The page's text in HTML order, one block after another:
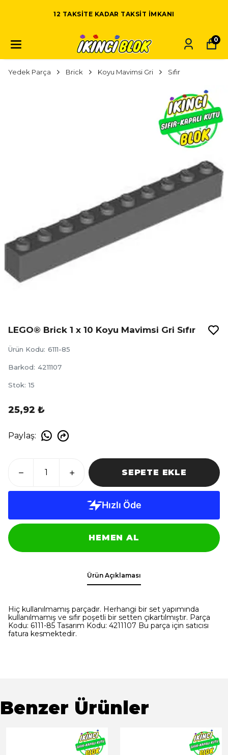
12 TAKSITE KADAR TAKSIT IMKANI
0
Yedek Parça Brick Koyu Mavimsi Gri Sıfır
LEGO® Brick 1 x 10 Koyu Mavimsi Gri Sıfır
Ürün Kodu: 6111-85
Barkod: 4211107
Stok: 15
25,92 ₺
Paylaş:
SEPETE EKLE
HEMEN AL
Ürün Açıklaması
Hiç kullanılmamış parçadır. Herhangi bir set yapımında
kullanılmamış ve sıfır poşetli bir setten çıkartılmıştır. Parça
Kodu: 6111-85 Tasarım Kodu: 4211107 Bu parça için satıcısı
fatura kesmektedir.
Benzer Ürünler